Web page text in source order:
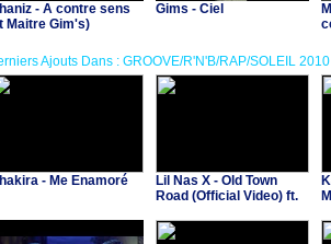
- A contre sens
Maitre Gim's)
Gims - Ciel
Ajouts Dans : GROOVE/R'N'B/RAP/SOLEIL 2010
- Me Enamoré
Lil Nas X - Old Town
Road (Official Video) ft.